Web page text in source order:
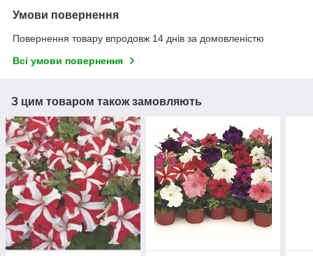
Умови повернення
Повернення товару впродовж 14 днів за домовленістю
Всі умови повернення
З цим товаром також замовляють